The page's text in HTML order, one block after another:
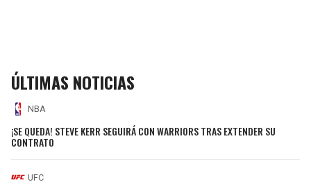
ÚLTIMAS NOTICIAS
NBA
¡SE QUEDA! STEVE KERR SEGUIRÁ CON WARRIORS TRAS EXTENDER SU
CONTRATO
UFC